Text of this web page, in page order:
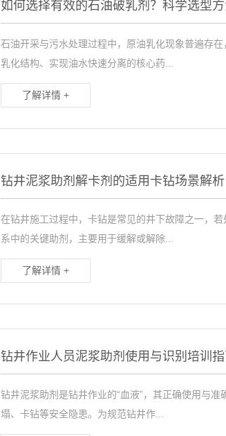
如何选择有效的石油破乳剂？科学选型
石油开采与污水处理过程中，原油乳化现象普遍存
乳化结构、实现油水快速分离的核心药...
了解详情 +
钻井泥浆助剂解卡剂的适用卡钻场景解析
在钻井施工过程中，卡钻是常见的井下故障之一，
系中的关键助剂，主要用于缓解或解除...
了解详情 +
钻井作业人员泥浆助剂使用与识别培训
钻井泥浆助剂是钻井作业的“血液”，其正确使用与
塌、卡钻等安全隐患。为规范钻井作...